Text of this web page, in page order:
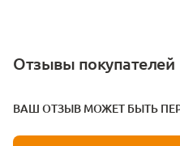
Отзывы покупателей
ВАШ ОТЗЫВ МОЖЕТ БЫТЬ